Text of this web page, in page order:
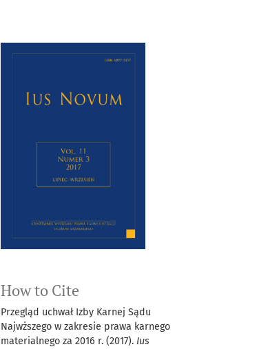
How to Cite
Przegląd uchwał Izby Karnej Sądu
Najwższego w zakresie prawa karnego
materialnego za 2016 r. (2017). Ius